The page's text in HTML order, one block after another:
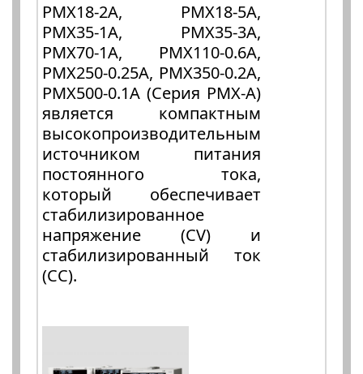
PMX18-2A, PMX18-5A,
PMX35-1A, PMX35-3A,
PMX70-1A, PMX110-0.6A,
PMX250-0.25A, PMX350-0.2A,
PMX500-0.1A (Серия PMX-A)
является компактным
высокопроизводительным
источником питания
постоянного тока,
который обеспечивает
стабилизированное
напряжение (CV) и
стабилизированный ток
(CC).